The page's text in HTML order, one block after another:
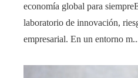
economía global para
laboratorio de innovación,
empresarial. En un entorno